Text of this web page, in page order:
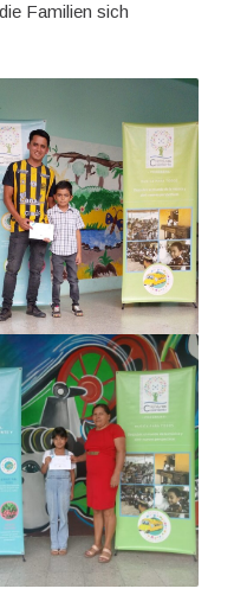
Familien sich